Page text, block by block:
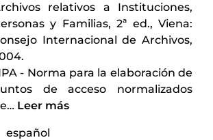
relativos a Instituciones,
y Familias, 2ª ed., Viena:
Internacional de Archivos,
- Norma para la elaboración de
de acceso normalizados
… Leer más
español